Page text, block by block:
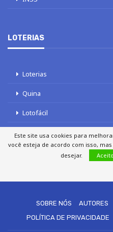
LOTERIAS
Loterias
Quina
Lotofácil
Mega-Sena
Tele sena
SOBRE NÓS AUTORES
POLÍTICA DE PRIVACIDADE
Este site usa cookies para
você esteja de acordo com isso,
desejar.
Aceito